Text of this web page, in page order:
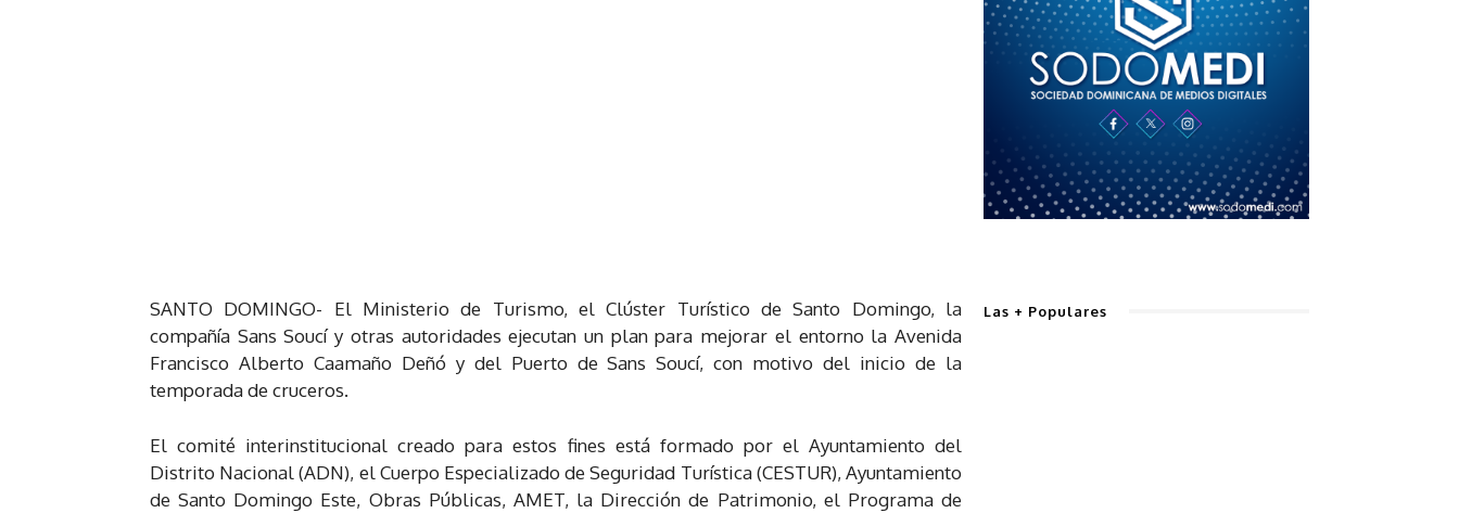
SANTO DOMINGO- El Ministerio de Turismo, el Clúster Turístico de Santo Domingo, la
compañía Sans Soucí y otras autoridades ejecutan un plan para mejorar el entorno la Avenida
Francisco Alberto Caamaño Deñó y del Puerto de Sans Soucí, con motivo del inicio de la
temporada de cruceros.
El comité interinstitucional creado para estos fines está formado por el Ayuntamiento del
Distrito Nacional (ADN), el Cuerpo Especializado de Seguridad Turística (CESTUR), Ayuntamiento
de Santo Domingo Este, Obras Públicas, AMET, la Dirección de Patrimonio, el Programa de
Las + Populares